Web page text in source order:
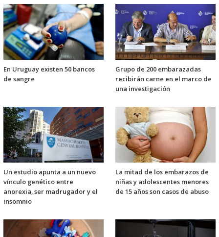
En Uruguay existen 50 bancos
de sangre
Grupo de 200 embarazadas
recibirán carne en el marco de
una investigación
Un estudio apunta a un nuevo
vínculo genético entre
anorexia, ser madrugador y el
insomnio
La mitad de los embarazos de
niñas y adolescentes menores
de 15 años son casos de abuso